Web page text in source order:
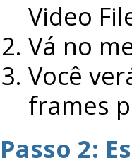
Video
Vá no
Você
frames
Passo 2: